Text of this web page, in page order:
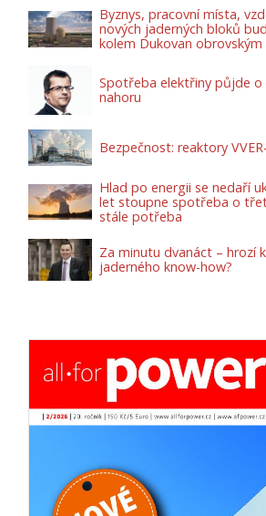
Byznys, pracovní místa,
nových jaderných bloků
kolem Dukovan obrovským
Spotřeba elektřiny půjde
nahoru
Bezpečnost: reaktory
Hlad po energii se nedaří
let stoupne spotřeba o
stále potřeba
Za minutu dvanáct – hrozí
jaderného know-how?